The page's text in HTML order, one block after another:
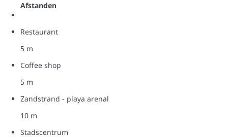
Afstanden
Restaurant
5 m
Coffee shop
5 m
Zandstrand - playa arenal
10 m
Stadscentrum